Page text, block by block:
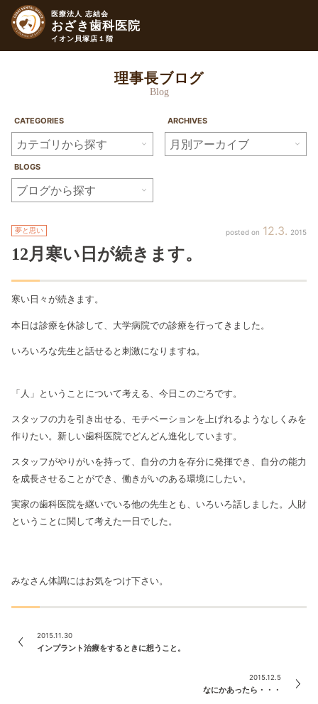
医療法人 志結会
おざき歯科医院
イオン貝塚店１階
理事長ブログ
Blog
CATEGORIES ARCHIVES
BLOGS
12 3 2015
夢と思い
12月 寒い日が続きます。
寒い日々が続きます。
本日は診療を休診して、大学病院での診療を行ってきました。
いろいろな先生と話せると刺激になりますね。
「人」ということについて考える、今日このごろです。
スタッフの力を引き出せる、モチベーションを上げれるようなしくみを
作りたい。新しい歯科医院でどんどん進化しています。
スタッフがやりがいを持って、自分の力を存分に発揮でき、自分の能力
を成長させることができ、働きがいのある環境にしたい。
実家の歯科医院を継いでいる他の先生とも、いろいろ話しました。人財
ということに関して考えた一日でした。
みなさん体調にはお気をつけ下さい。
2015.11.30
インプラント治療をするときに想うこと。
2015.12.5
なにかあったら・・・